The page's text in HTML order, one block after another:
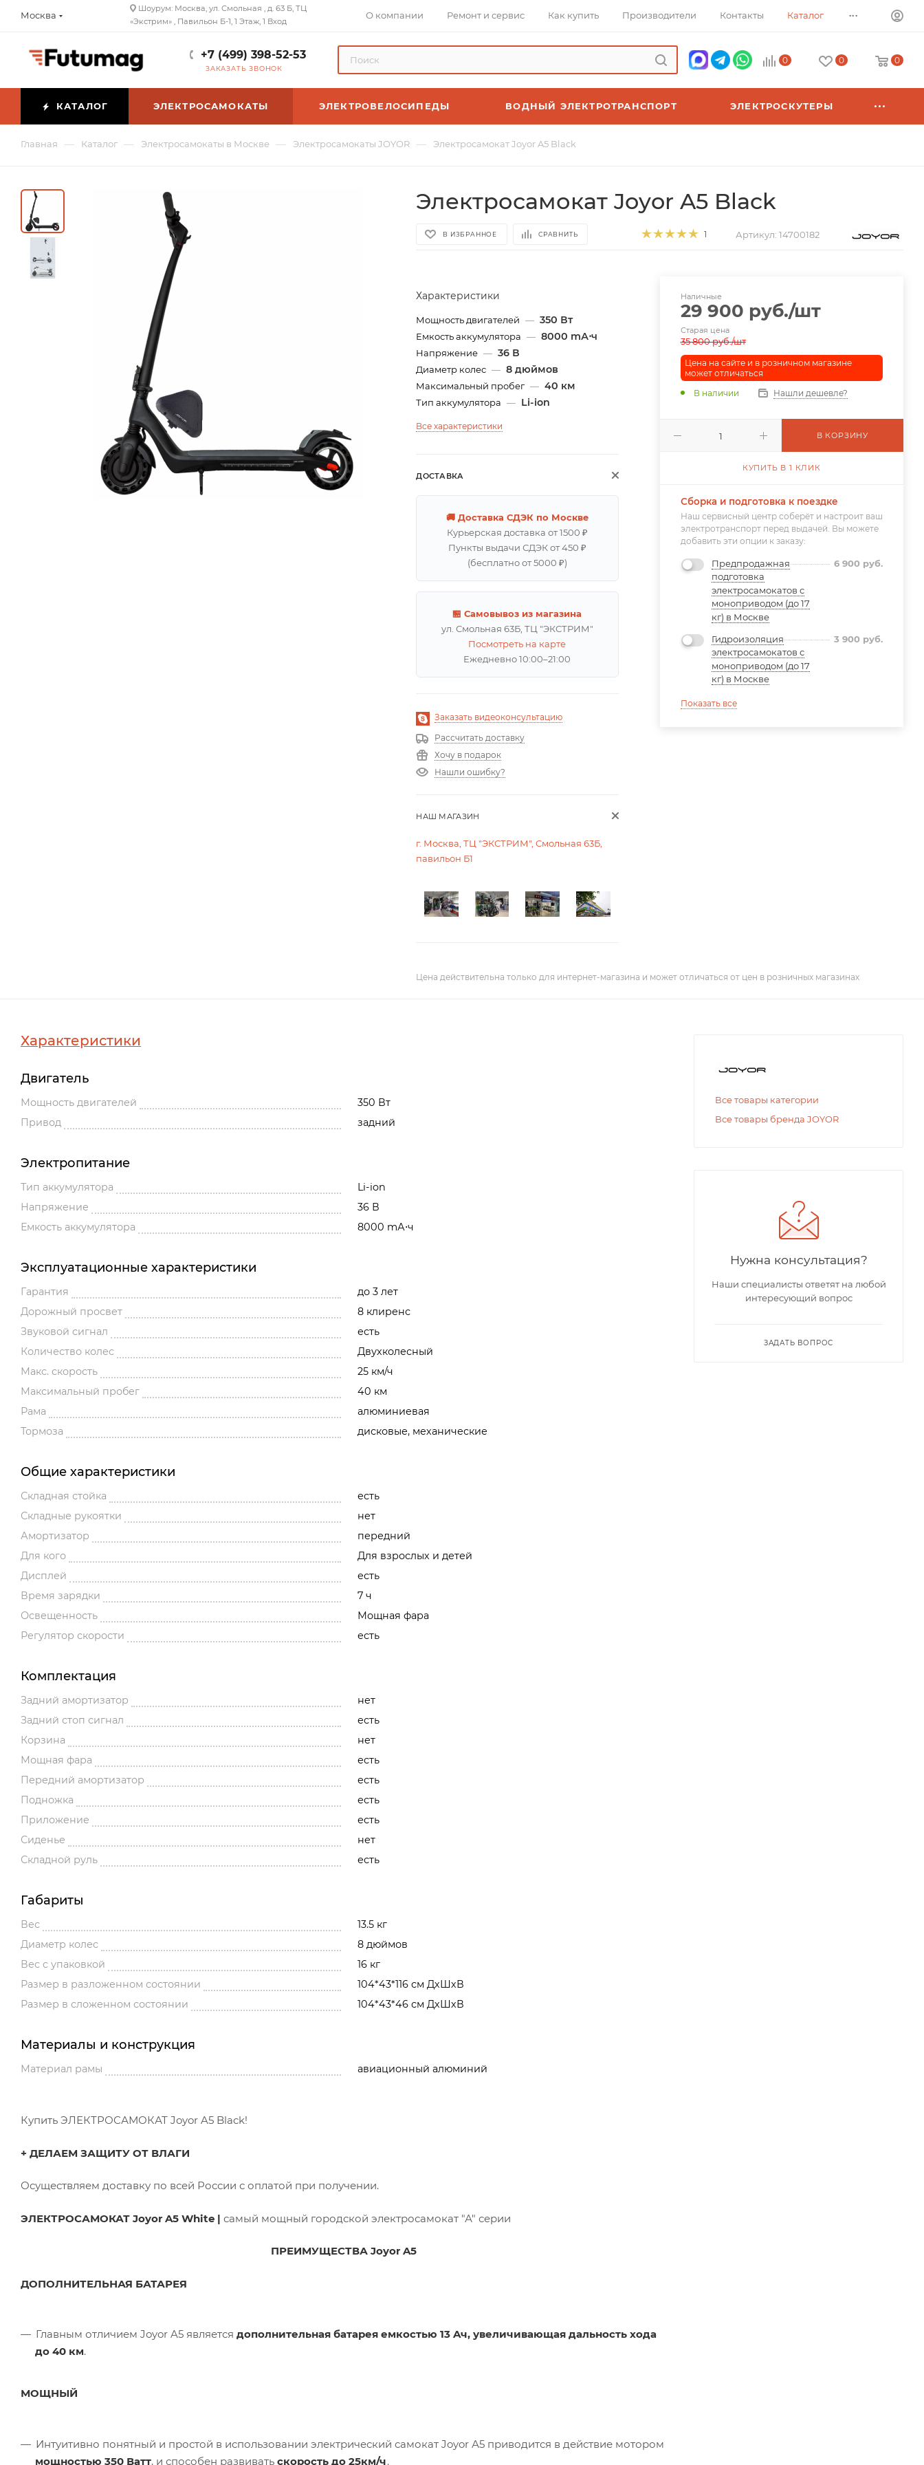
Москва
Шоурум: Москва, ул. Смольная , д. 63 Б, ТЦ
«Экстрим» , Павильон Б-1, 1 Этаж, 1 Вход
О компании Ремонт и сервис Как купить Производители Контакты Каталог ...
+7 (499) 398-52-53
ЗАКАЗАТЬ ЗВОНОК
0 0 0
КАТАЛОГ ЭЛЕКТРОСАМОКАТЫ ЭЛЕКТРОВЕЛОСИПЕДЫ ВОДНЫЙ ЭЛЕКТРОТРАНСПОРТ ЭЛЕКТРОСКУТЕРЫ
Главная — Каталог — Электросамокаты в Москве — Электросамокаты JOYOR — Электросамокат Joyor A5 Black
Электросамокат Joyor A5 Black
В ИЗБРАННОЕ СРАВНИТЬ 1 Артикул: 14700182
Характеристики
Мощность двигателей — 350 Вт
Емкость аккумулятора — 8000 mА⋅ч
Напряжение — 36 В
Диаметр колес — 8 дюймов
Максимальный пробег — 40 км
Тип аккумулятора — Li-ion
Все характеристики
ДОСТАВКА
🚚 Доставка СДЭК по Москве
Курьерская доставка от 1500 ₽
Пункты выдачи СДЭК от 450 ₽
(бесплатно от 5000 ₽)
🏪 Самовывоз из магазина
ул. Смольная 63Б, ТЦ "ЭКСТРИМ"
Посмотреть на карте
Ежедневно 10:00–21:00
Заказать видеоконсультацию
Рассчитать доставку
Хочу в подарок
Нашли ошибку?
НАШ МАГАЗИН
г. Москва, ТЦ "ЭКСТРИМ", Смольная 63Б,
павильон Б1
Наличные
29 900 руб./шт
Старая цена
35 800руб./шт
Цена на сайте и в розничном магазине
может отличаться
В наличии
Нашли дешевле?
В КОРЗИНУ
КУПИТЬ В 1 КЛИК
Сборка и подготовка к поездке
Наш сервисный центр соберёт и настроит ваш
электротранспорт перед выдачей. Вы можете
добавить эти опции к заказу:
Предпродажная
подготовка
электросамокатов с
моноприводом (до 17
кг) в Москве
6 900руб.
Гидроизоляция
электросамокатов с
моноприводом (до 17
кг) в Москве
3 900руб.
Показать все
Цена действительна только для интернет-магазина и может отличаться от цен в розничных магазинах
Характеристики
Двигатель
Мощность двигателей
350 Вт
Привод
задний
Электропитание
Тип аккумулятора
Li-ion
Напряжение
36 В
Емкость аккумулятора
8000 mА⋅ч
Эксплуатационные характеристики
Гарантия
до 3 лет
Дорожный просвет
8 клиренс
Звуковой сигнал
есть
Количество колес
Двухколесный
Макс. скорость
25 км/ч
Максимальный пробег
40 км
Рама
алюминиевая
Тормоза
дисковые, механические
Общие характеристики
Складная стойка
есть
Складные рукоятки
нет
Амортизатор
передний
Для кого
Для взрослых и детей
Дисплей
есть
Время зарядки
7 ч
Освещенность
Мощная фара
Регулятор скорости
есть
Комплектация
Задний амортизатор
нет
Задний стоп сигнал
есть
Корзина
нет
Мощная фара
есть
Передний амортизатор
есть
Подножка
есть
Приложение
есть
Сиденье
нет
Складной руль
есть
Габариты
Вес
13.5 кг
Диаметр колес
8 дюймов
Вес с упаковкой
16 кг
Размер в разложенном состоянии
104*43*116 см ДхШхВ
Размер в сложенном состоянии
104*43*46 см ДхШхВ
Материалы и конструкция
Материал рамы авиационный алюминий
Купить ЭЛЕКТРОСАМОКАТ Joyor A5 Black!
+ ДЕЛАЕМ ЗАЩИТУ ОТ ВЛАГИ
Осуществляем доставку по всей России с оплатой при получении.
ЭЛЕКТРОСАМОКАТ Joyor A5 White | самый мощный городской электросамокат "А" серии
ПРЕИМУЩЕСТВА Joyor A5
ДОПОЛНИТЕЛЬНАЯ БАТАРЕЯ
Главным отличием Joyor A5 является дополнительная батарея емкостью 13 Aч, увеличивающая дальность хода
до 40 км.
МОЩНЫЙ
Интуитивно понятный и простой в использовании электрический самокат Joyor А5 приводится в действие мотором
мощностью 350 Ватт, и способен развивать скорость до 25км/ч.
Все товары категории
Все товары бренда JOYOR
Нужна консультация?
Наши специалисты ответят на любой
интересующий вопрос
ЗАДАТЬ ВОПРОС